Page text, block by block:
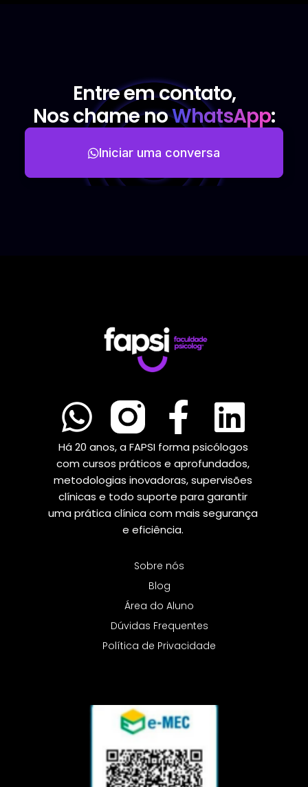
Entre em contato,
Nos chame noWhatsApp:
Iniciar uma conversa
Há 20 anos, a FAPSI forma psicólogos
com cursos práticos e aprofundados,
metodologias inovadoras, supervisões
clínicas e todo suporte para garantir
uma prática clínica com mais segurança
e eficiência.
Sobre nós
Blog
Área do Aluno
Dúvidas Frequentes
Política de Privacidade